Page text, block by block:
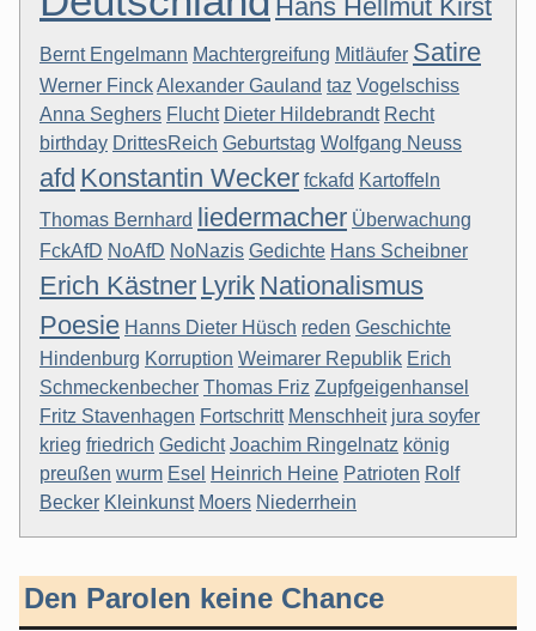
Hans Hellmut Kirst
Bernt Engelmann Machtergreifung Mitläufer Satire
Werner FinckAlexander Gauland taz Vogelschiss
Anna Seghers Flucht Dieter Hildebrandt Recht
birthday DrittesReich Geburtstag Wolfgang Neuss
afd Konstantin Wecker fckafd Kartoffeln
Thomas Bernhard
liedermacher Überwachung
FckAfD NoAfD NoNazis Gedichte Hans Scheibner
Erich Kästner Lyrik Nationalismus
Poesie Hanns Dieter Hüsch reden Geschichte
Hindenburg Korruption Weimarer Republik Erich
Schmeckenbecher Thomas Friz Zupfgeigenhansel
Fritz Stavenhagen Fortschritt Menschheit jura soyfer
krieg friedrich Gedicht Joachim Ringelnatz könig
preußen wurm Esel Heinrich Heine Patrioten Rolf
Becker Kleinkunst Moers Niederrhein
Den Parolen keine Chance